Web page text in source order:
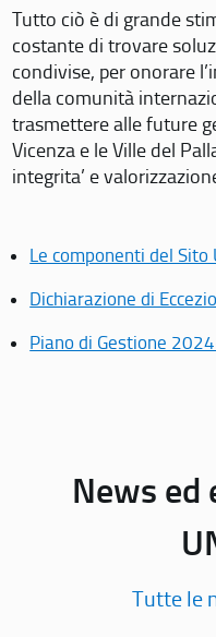
Tutto ciò è di grande
costante di trovare
condivise, per onorare
della comunità
trasmettere alle future
Vicenza e le Ville del
integrita’ e
Le componenti del Sito
Dichiarazione di
Piano di Gestione
News ed
Tutte le